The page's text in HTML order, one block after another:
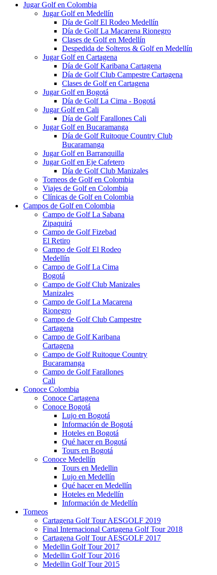
Jugar Golf en Colombia
Jugar Golf en Medellín
Día de Golf El Rodeo Medellín
Día de Golf La Macarena Rionegro
Clases de Golf en Medellín
Despedida de Solteros & Golf en Medellín
Jugar Golf en Cartagena
Día de Golf Karibana Cartagena
Día de Golf Club Campestre Cartagena
Clases de Golf en Cartagena
Jugar Golf en Bogotá
Día de Golf La Cima - Bogotá
Jugar Golf en Cali
Día de Golf Farallones Cali
Jugar Golf en Bucaramanga
Día de Golf Ruitoque Country Club
Bucaramanga
Jugar Golf en Barranquilla
Jugar Golf en Eje Cafetero
Día de Golf Club Manizales
Torneos de Golf en Colombia
Viajes de Golf en Colombia
Clínicas de Golf en Colombia
Campos de Golf en Colombia
Campo de Golf La Sabana
Zipaquirá
Campo de Golf Fizebad
El Retiro
Campo de Golf El Rodeo
Medellín
Campo de Golf La Cima
Bogotá
Campo de Golf Club Manizales
Manizales
Campo de Golf La Macarena
Rionegro
Campo de Golf Club Campestre
Cartagena
Campo de Golf Karibana
Cartagena
Campo de Golf Ruitoque Country
Bucaramanga
Campo de Golf Farallones
Cali
Conoce Colombia
Conoce Cartagena
Conoce Bogotá
Lujo en Bogotá
Información de Bogotá
Hoteles en Bogotá
Qué hacer en Bogotá
Tours en Bogotá
Conoce Medellín
Tours en Medellin
Lujo en Medellín
Qué hacer en Medellín
Hoteles en Medellín
Información de Medellín
Torneos
Cartagena Golf Tour AESGOLF 2019
Final Internacional Cartagena Golf Tour 2018
Cartagena Golf Tour AESGOLF 2017
Medellin Golf Tour 2017
Medellin Golf Tour 2016
Medellin Golf Tour 2015